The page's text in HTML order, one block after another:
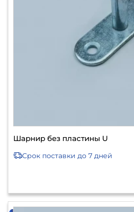
Шарнир без пластины U
Срок поставки до 7 дней